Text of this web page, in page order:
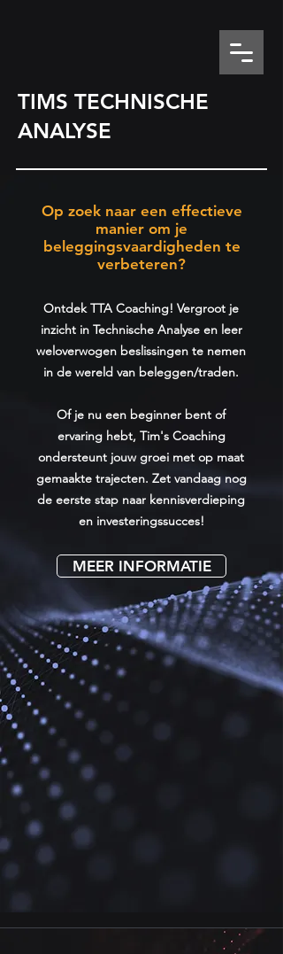
TIMS TECHNISCHE
ANALYSE
Op zoek naar een effectieve
manier om je
beleggingsvaardigheden te
verbeteren?
Ontdek TTA Coaching! Vergroot je
inzicht in Technische Analyse en leer
weloverwogen beslissingen te nemen
in de wereld van beleggen/traden.
Of je nu een beginner bent of
ervaring hebt, Tim's Coaching
ondersteunt jouw groei met op maat
gemaakte trajecten. Zet vandaag nog
de eerste stap naar kennisverdieping
en investeringssucces!
MEER INFORMATIE